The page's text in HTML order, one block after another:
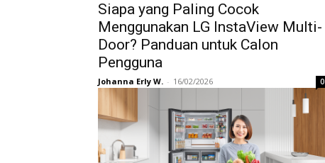
Siapa yang Paling Cocok
Menggunakan LG InstaView Multi-
Door? Panduan untuk Calon
Pengguna
Johanna Erly W. - 16/02/2026 0